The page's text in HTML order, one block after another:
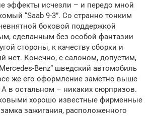
эффекты исчезли – и передо мной
“Saab 9-3”. Со странно тонким
боковой поддержкой
сделанным без особой фантазии
стороны, к качеству сборки и
нет. Конечно, с салоном, допустим,
Benz” шведский автомобиль
же его оформление заметно выше
А в остальном – никаких сюрпризов.
хорошо известные фирменные
зажигания, расположенного